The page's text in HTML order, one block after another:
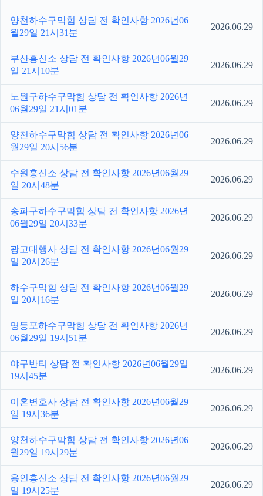
양천하수구막힘 상담 전 확인사항 2026년06
월29일 21시31분
2026.06.29
부산흥신소 상담 전 확인사항 2026년06월29
일 21시10분
2026.06.29
노원구하수구막힘 상담 전 확인사항 2026년
06월29일 21시01분
2026.06.29
양천하수구막힘 상담 전 확인사항 2026년06
월29일 20시56분
2026.06.29
수원흥신소 상담 전 확인사항 2026년06월29
일 20시48분
2026.06.29
송파구하수구막힘 상담 전 확인사항 2026년
06월29일 20시33분
2026.06.29
광고대행사 상담 전 확인사항 2026년06월29
일 20시26분
2026.06.29
하수구막힘 상담 전 확인사항 2026년06월29
일 20시16분
2026.06.29
영등포하수구막힘 상담 전 확인사항 2026년
06월29일 19시51분
2026.06.29
야구반티 상담 전 확인사항 2026년06월29일
19시45분
2026.06.29
이혼변호사 상담 전 확인사항 2026년06월29
일 19시36분
2026.06.29
양천하수구막힘 상담 전 확인사항 2026년06
월29일 19시29분
2026.06.29
용인흥신소 상담 전 확인사항 2026년06월29
일 19시25분
2026.06.29